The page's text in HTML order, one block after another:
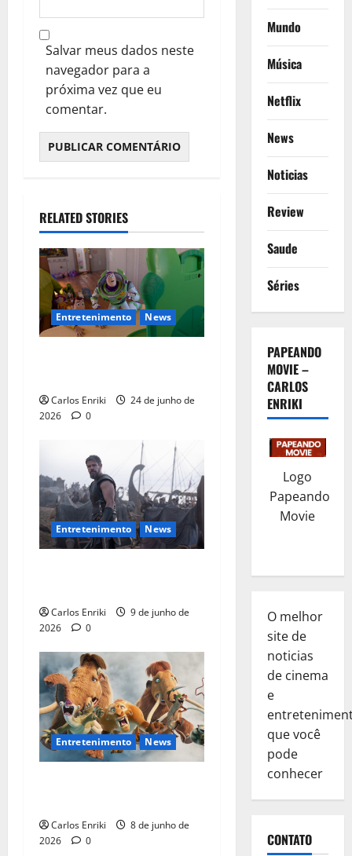
Salvar meus dados neste
navegador para a
próxima vez que eu
comentar.
RELATED STORIES
Entretenimento News
Carlos Enriki
24 de junho de
2026
0
Entretenimento News
Carlos Enriki
9 de junho de
2026
0
Entretenimento News
Carlos Enriki
8 de junho de
2026
0
Mundo
Música
Netflix
News
Noticias
Review
Saude
Séries
PAPEANDO
MOVIE –
CARLOS
ENRIKI
Logo
Papeando
Movie
O melhor
site de
noticias
de cinema
e
que você
pode
conhecer
CONTATO